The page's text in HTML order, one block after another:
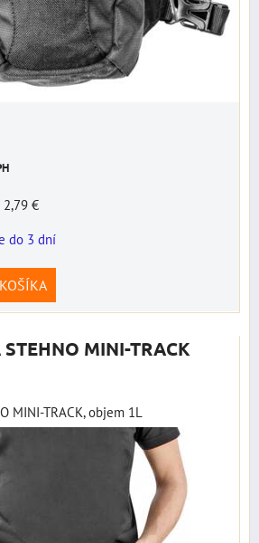
2,79 €
do 3 dní
MINI-TRACK
MINI-TRACK, objem 1L